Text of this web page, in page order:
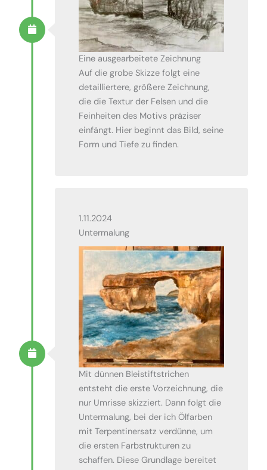
Eine ausgearbeitete Zeichnung
Auf die grobe Skizze folgt eine
detailliertere, größere Zeichnung,
die die Textur der Felsen und die
Feinheiten des Motivs präziser
einfängt. Hier beginnt das Bild, seine
Form und Tiefe zu finden.
1.11.2024
Untermalung
Mit dünnen Bleistiftstrichen
entsteht die erste Vorzeichnung, die
nur Umrisse skizziert. Dann folgt die
Untermalung, bei der ich Ölfarben
mit Terpentinersatz verdünne, um
die ersten Farbstrukturen zu
schaffen. Diese Grundlage bereitet